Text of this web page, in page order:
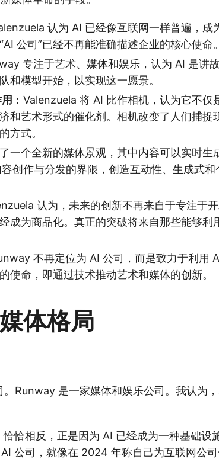
认为 AI 已经像互联网一样普遍，成
公司”已经不再能准确描述企业的核心使命。
专注于艺术、媒体和娱乐，认为 AI 是讲
和模型开始，以实现这一愿景。
：Valenzuela 将 AI 比作相机，认为它不仅
和艺术形式的催化剂。相机改变了人们捕捉
方式。
了一个全新的媒体景观，其中内容可以实时生
创作与分发的界限，创造互动性、生成式
认为，未来的创新不再来自于专注于
成为商品化。真正的突破将来自那些能够利
不再定位为 AI 公司，而是致力于利用
使命，即通过技术推动艺术和媒体的创新。
体格局
Runway 是一家媒体和娱乐公司。我认为
恰相反，正是因为 AI 已经成为一种基础设
公司，就像在 2024 年称自己为互联网公